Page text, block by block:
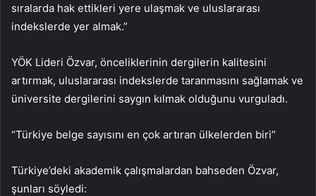
sıralarda hak ettikleri yere ulaşmak ve uluslararası
indekslerde yer almak.”
YÖK Lideri Özvar, önceliklerinin dergilerin kalitesini
artırmak, uluslararası indekslerde taranmasını sağlamak ve
üniversite dergilerini saygın kılmak olduğunu vurguladı.
“Türkiye belge sayısını en çok artıran ülkelerden biri”
Türkiye’deki akademik çalışmalardan bahseden Özvar,
şunları söyledi: